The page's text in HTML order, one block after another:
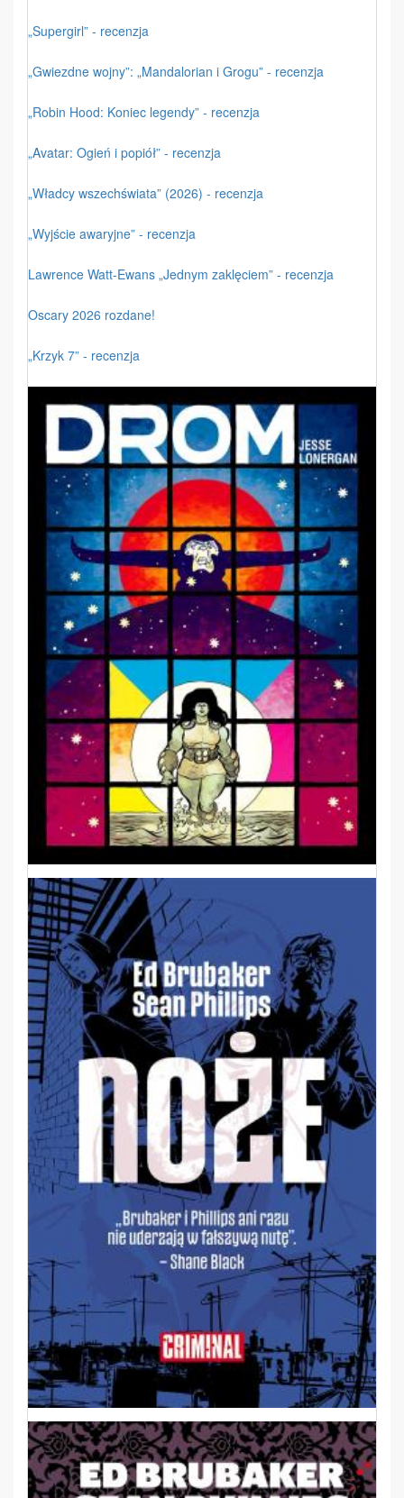
„Supergirl” - recenzja
„Gwiezdne wojny”: „Mandalorian i Grogu” - recenzja
„Robin Hood: Koniec legendy” - recenzja
„Avatar: Ogień i popiół” - recenzja
„Władcy wszechświata” (2026) - recenzja
„Wyjście awaryjne” - recenzja
Lawrence Watt-Ewans „Jednym zaklęciem” - recenzja
Oscary 2026 rozdane!
„Krzyk 7” - recenzja